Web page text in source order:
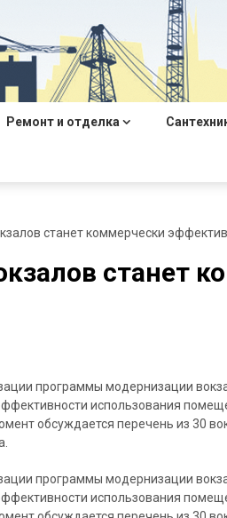
Ремонт и отделка
станет коммерчески
станет
программы модернизации
использования
обсуждается перечень из 30
программы модернизации
использования